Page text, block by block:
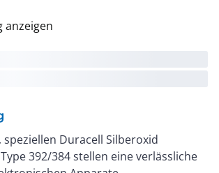
anzeigen
speziellen Duracell Silberoxid
392/384 stellen eine verlässliche